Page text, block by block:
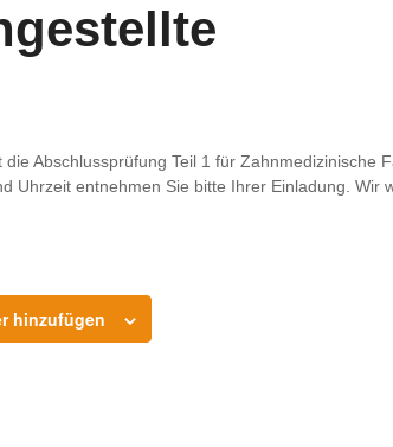
Abschluss­prü­fung Teil 1 für Zahn­me­di­zi­ni­sche
Uhrzeit entnehmen Sie bitte Ihrer Einla­dung. Wir
hinzufügen